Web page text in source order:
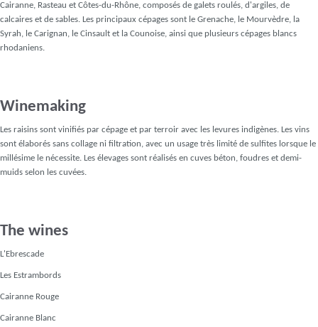
Cairanne, Rasteau et Côtes-du-Rhône, composés de galets roulés, d'argiles, de
calcaires et de sables. Les principaux cépages sont le Grenache, le Mourvèdre, la
Syrah, le Carignan, le Cinsault et la Counoise, ainsi que plusieurs cépages blancs
rhodaniens.
Winemaking
Les raisins sont vinifiés par cépage et par terroir avec les levures indigènes. Les vins
sont élaborés sans collage ni filtration, avec un usage très limité de sulfites lorsque le
millésime le nécessite. Les élevages sont réalisés en cuves béton, foudres et demi-
muids selon les cuvées.
The wines
L'Ebrescade
Les Estrambords
Cairanne Rouge
Cairanne Blanc